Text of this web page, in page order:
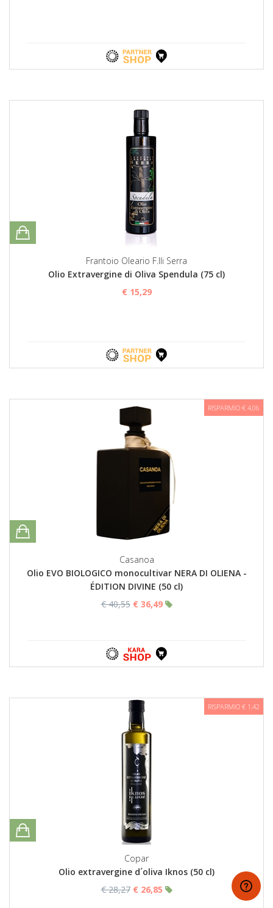
Frantoio Oleario F.lli Serra
Olio Extravergine di Oliva Spendula (75 cl)
€ 15,29
RISPARMIO € 4,06
Casanoa
Olio EVO BIOLOGICO monocultivar NERA DI OLIENA -
ÉDITION DIVINE (50 cl)
€ 40,55 € 36,49
RISPARMIO € 1,42
Copar
Olio extravergine d´oliva Iknos (50 cl)
€ 28,27 € 26,85